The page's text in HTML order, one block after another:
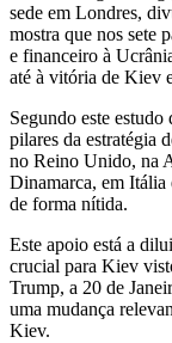
sede em Londres,
mostra que nos sete
e financeiro à
até à vitória de Kiev
Segundo este
pilares da estratégia
no Reino Unido, na
Dinamarca, em Itália
de forma nítida.
Este apoio está a
crucial para Kiev
Trump, a 20 de
uma mudança
Kiev.